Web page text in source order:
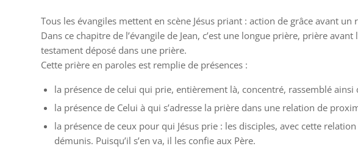
Tous les évangiles mettent en scène Jésus priant : action de grâce avant
Dans ce chapitre de l’évangile de Jean, c’est une longue prière, prière
testament déposé dans une prière.
Cette prière en paroles est remplie de présences :
la présence de celui qui prie, entièrement là, concentré, rassemblé ainsi
la présence de Celui à qui s’adresse la prière dans une relation de
la présence de ceux pour qui Jésus prie : les disciples, avec cette
démunis. Puisqu’il s’en va, il les confie aux Père.